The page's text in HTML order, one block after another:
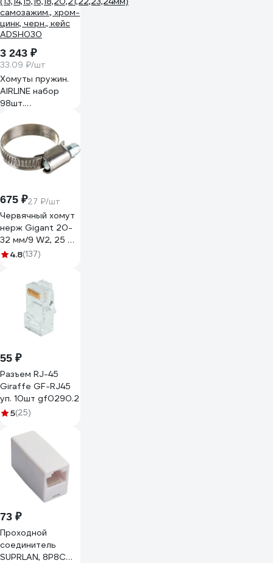
3 243 ₽
33.09 ₽/шт
Хомуты пружин.
AIRLINE набор
98шт.
самозажим., хром-
цинк, черн., кейс
ADSH030
675 ₽27 ₽/шт
Червячный хомут
нерж Gigant 20-
32 мм/9 W2, 25 шт
G/1/44
4.8(137)
55 ₽
Разъем RJ-45
Giraffe GF-RJ45
уп. 10шт gf0290.2
5(25)
73 ₽
Проходной
соединитель
SUPRLAN, 8P8C